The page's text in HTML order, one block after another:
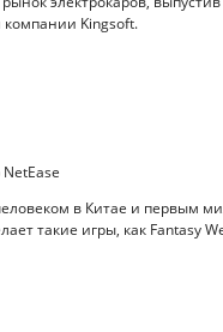
компании Kingsoft.
в Китае и первым
такие игры, как Fantasy